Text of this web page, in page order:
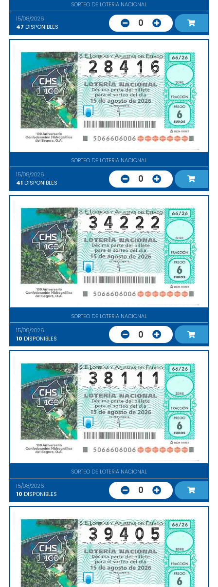
SORTEO DE LOTERIA NACIONAL
15/08/2026
47 DISPONIBLES 0
SORTEO DE LOTERIA NACIONAL
15/08/2026
41 DISPONIBLES 0
SORTEO DE LOTERIA NACIONAL
15/08/2026
10 DISPONIBLES 0
SORTEO DE LOTERIA NACIONAL
15/08/2026
10 DISPONIBLES 0